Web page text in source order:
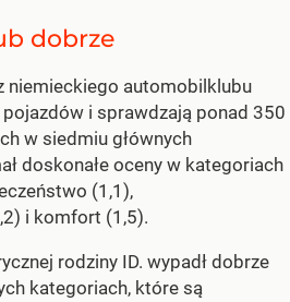
dobrze
niemieckiego automobilklubu
i sprawdzają ponad 350
w siedmiu głównych
doskonałe oceny w kategoriach
(1,1),
i komfort (1,5).
rodziny ID. wypadł dobrze
kategoriach, które są